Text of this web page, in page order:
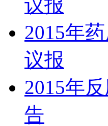
议报
2015年
议报
2015年
告